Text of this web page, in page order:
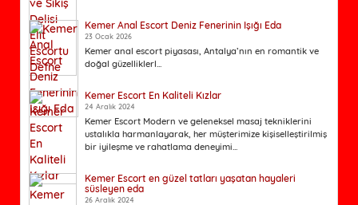
Kemer Anal Escort Deniz Fenerinin Işığı Eda
23 Ocak 2026
Kemer anal escort piyasası, Antalya’nın en romantik ve
doğal güzelliklerl...
Kemer Escort En Kaliteli Kızlar
24 Aralık 2024
Kemer Escort Modern ve geleneksel masaj tekniklerini
ustalıkla harmanlayarak, her müşterimize kişiselleştirilmiş
bir iyileşme ve rahatlama deneyimi...
Kemer Escort en güzel tatları yaşatan hayaleri
süsleyen eda
26 Aralık 2024